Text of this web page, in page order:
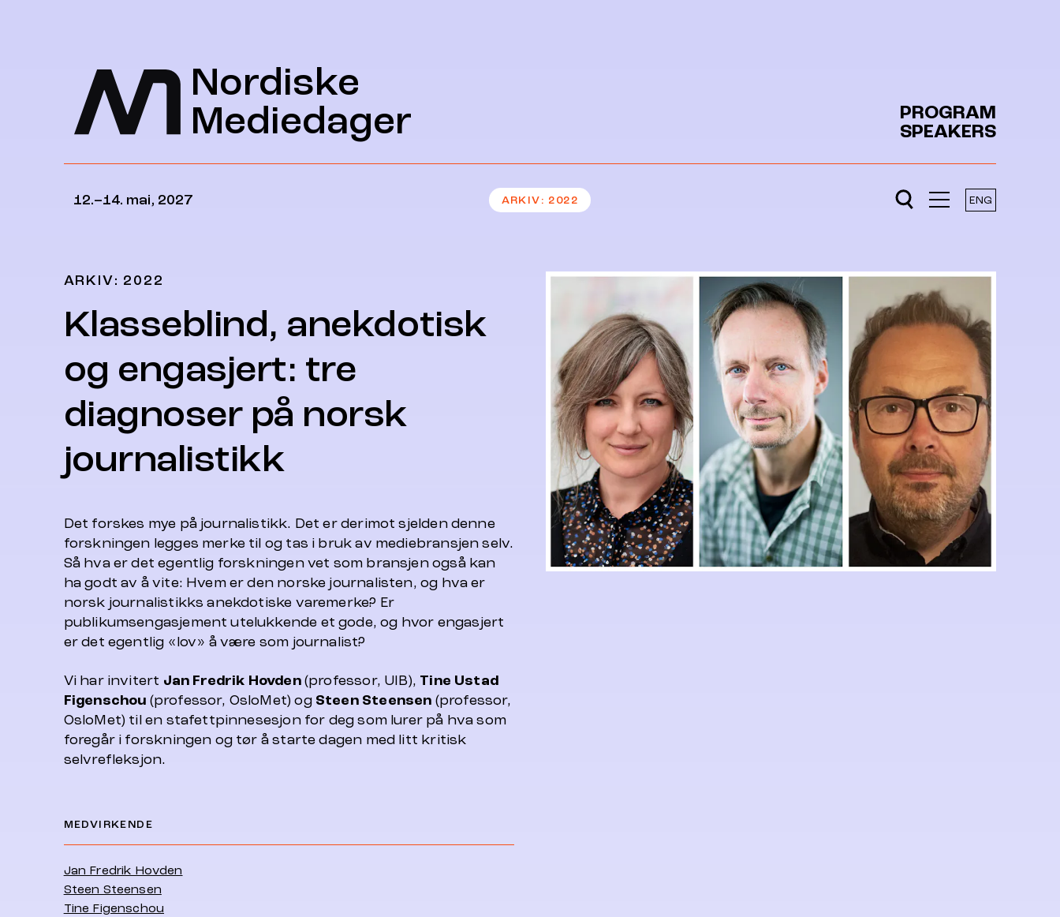
Nordiske
Mediedager
PROGRAM
SPEAKERS
12.–14. mai, 2027 ARKIV 2022 ENG
ARKIV: 2022
Klasseblind, anekdotisk
og engasjert: tre
diagnoser på norsk
journalistikk
Det forskes mye på journalistikk. Det er derimot sjelden denne
forskningen legges merke til og tas i bruk av mediebransjen selv.
Så hva er det egentlig forskningen vet som bransjen også kan
ha godt av å vite: Hvem er den norske journalisten, og hva er
norsk journalistikks anekdotiske varemerke? Er
publikumsengasjement utelukkende et gode, og hvor engasjert
er det egentlig «lov» å være som journalist?
Vi har invitert Jan Fredrik Hovden(professor, UIB), Tine Ustad
Figenschou (professor, OsloMet) ogSteen Steensen (professor,
OsloMet) til en stafettpinnesesjon for deg som lurer på hva som
foregår i forskningen og tør å starte dagen med litt kritisk
selvrefleksjon.
MEDVIRKENDE
Jan Fredrik Hovden
Steen Steensen
Tine Figenschou